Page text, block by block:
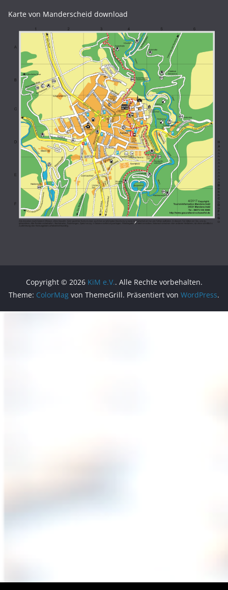
Karte von Manderscheid download
Copyright © 2026 KiM e.V.. Alle Rechte vorbehalten.
Theme: ColorMag von ThemeGrill. Präsentiert von WordPress.